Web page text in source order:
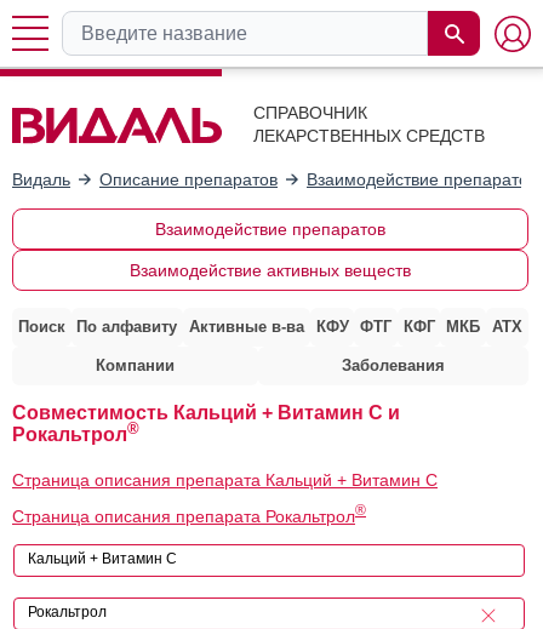
СПРАВОЧНИК
ЛЕКАРСТВЕННЫХ СРЕДСТВ
Видаль Описание препаратов Взаимодействие препаратов
Взаимодействие препаратов
Взаимодействие активных веществ
Поиск По алфавиту Активные в-ва КФУ ФТГ КФГ МКБ АТХ
Компании Заболевания
Совместимость Кальций + Витамин C и
Рокальтрол®
Страница описания препарата Кальций + Витамин C
Страница описания препарата Рокальтрол®